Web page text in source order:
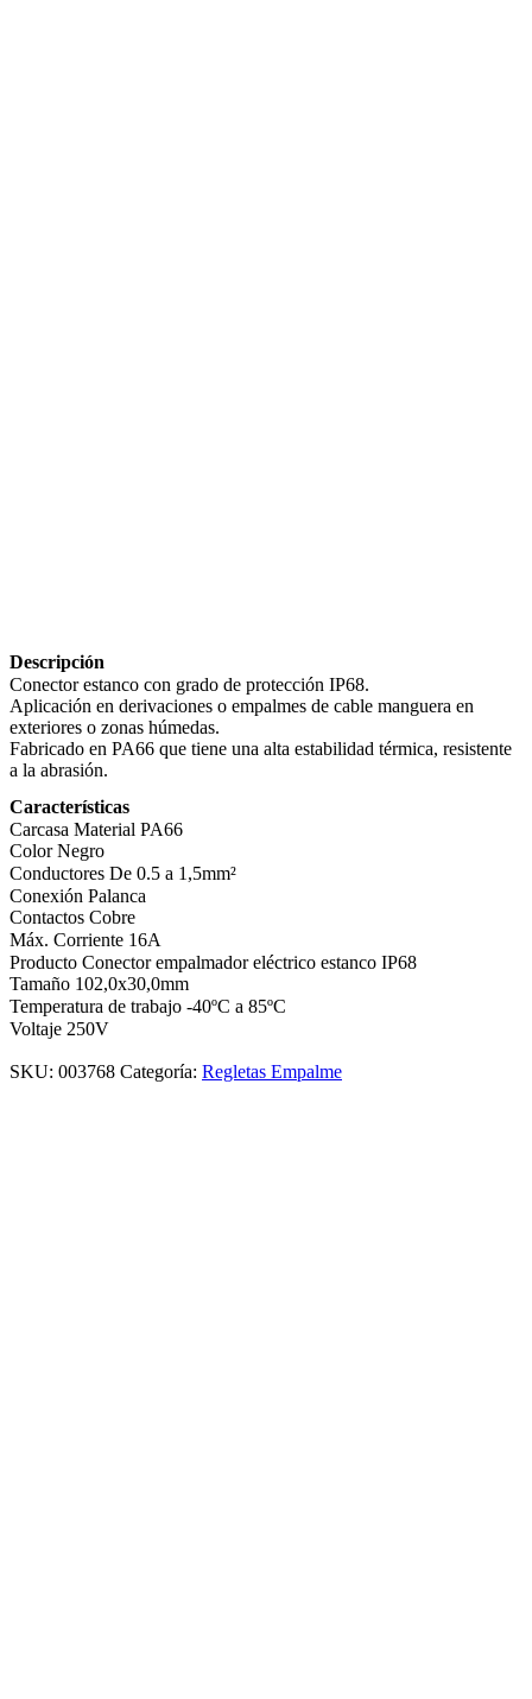
Descripción
Conector estanco con grado de protección IP68.
Aplicación en derivaciones o empalmes de cable manguera en
exteriores o zonas húmedas.
Fabricado en PA66 que tiene una alta estabilidad térmica, resistente
a la abrasión.
Características
Carcasa Material PA66
Color Negro
Conductores De 0.5 a 1,5mm²
Conexión Palanca
Contactos Cobre
Máx. Corriente 16A
Producto Conector empalmador eléctrico estanco IP68
Tamaño 102,0x30,0mm
Temperatura de trabajo -40ºC a 85ºC
Voltaje 250V
SKU: 003768 Categoría: Regletas Empalme